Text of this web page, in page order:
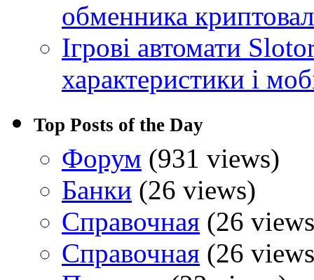
обменника
Ігрові автомати
характеристики і
Top Posts of the Day
Форум (931 views)
Банки (26 views)
Справочная (26
Справочная (26